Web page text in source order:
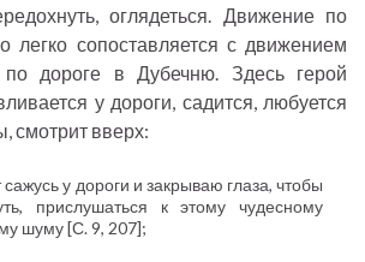
оглядеться. Движение по
легко сопоставляется с движением
дороге в Дубечню. Здесь герой
у дороги, садится, любуется
смотрит вверх:
сажусь у дороги и закрываю глаза, чтобы
прислушаться к этому чудесному
шуму [С. 9, 207];